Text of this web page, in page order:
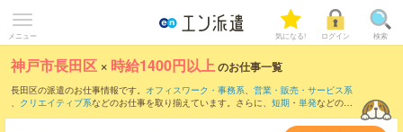
メニュー 気になる! ログイン 検索
神戸市長田区 × 時給1400円以上のお仕事一覧
長田区の派遣のお仕事情報です。 オフィスワーク・事務系、 営業・販売・サービス系
、 クリエイティブ系などのお仕事を取り揃えています。さらに、 短期 ・ 単発などの期